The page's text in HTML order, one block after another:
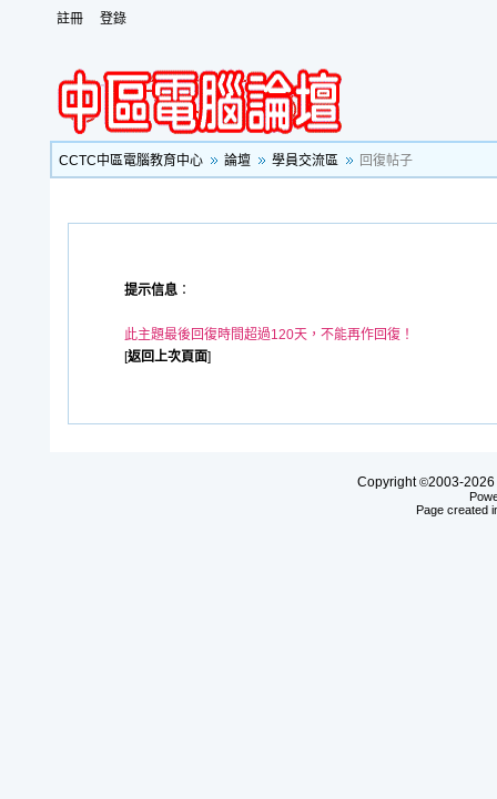
註冊 登錄
CCTC中區電腦教育中心 論壇 學員交流區 回復帖子
提示信息 ：
此主題最後回復時間超過120天，不能再作回復！
[返回上次頁面]
Copyright©2003-2026
Page created